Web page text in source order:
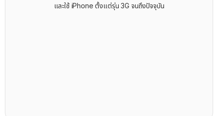
และใช้ iPhone ตั้งแต่รุ่น 3G จนถึงปัจจุบัน